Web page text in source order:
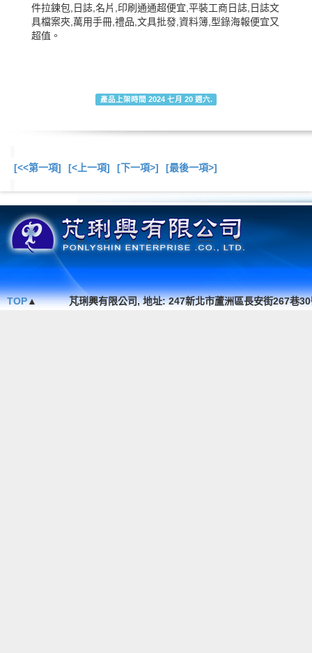
件拉鍊包,日誌,名片,印刷通通超便宜,平裝工商日誌,日誌文
具檔案夾,萬用手冊,禮品,文具批發,資料簿,型錄海報便宜又
超值。
產品上架時間 2024 七月 20 週六.
[<<第一項] [<上一項] [下一項>] [最後一項>]
TOP▲ 芃琍興有限公司, 地址: 247新北市蘆洲區長安街267